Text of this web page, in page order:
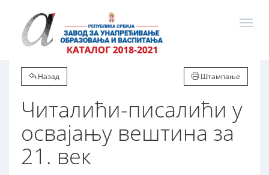
Назад Штампање
Читалићи-писалићи у
освајању вештина за
21. век